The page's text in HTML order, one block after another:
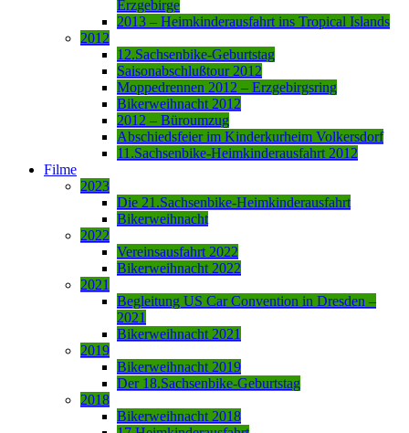
Erzgebirge
2013 – Heimkinderausfahrt ins Tropical Islands
2012
12.Sachsenbike-Geburtstag
Saisonabschlußtour 2012
Moppedrennen 2012 – Erzgebirgsring
Bikerweihnacht 2012
2012 – Büroumzug
Abschiedsfeier im Kinderkurheim Volkersdorf
11.Sachsenbike-Heimkinderausfahrt 2012
Filme
2023
Die 21.Sachsenbike-Heimkinderausfahrt
Bikerweihnacht
2022
Vereinsausfahrt 2022
Bikerweihnacht 2022
2021
Begleitung US Car Convention in Dresden –
2021
Bikerweihnacht 2021
2019
Bikerweihnacht 2019
Der 18.Sachsenbike-Geburtstag
2018
Bikerweihnacht 2018